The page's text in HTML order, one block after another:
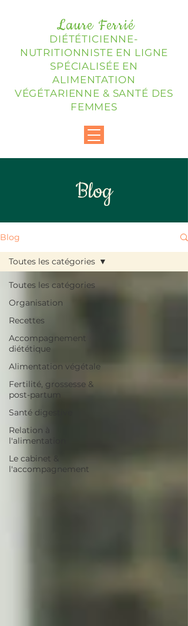
DIÉTÉTICIENNE-
NUTRITIONNISTE EN LIGNE
SPÉCIALISÉE EN
ALIMENTATION
VÉGÉTARIENNE & SANTÉ DES
FEMMES
Laure Ferrié
Blog
Blog
Toutes les catégories
Organisation
Recettes
Accompagnement
diététique
Alimentation végétale
Fertilité, grossesse &
post-partum
Santé digestive
Relation à
l'alimentation
Le cabinet &
l'accompagnement
Toutes les catégories